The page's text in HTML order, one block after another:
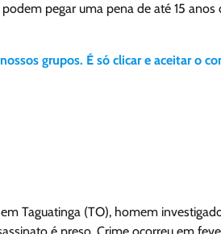
pegar uma pena de até 15 anos
grupos. É só clicar e aceitar o
Taguatinga (TO), homem